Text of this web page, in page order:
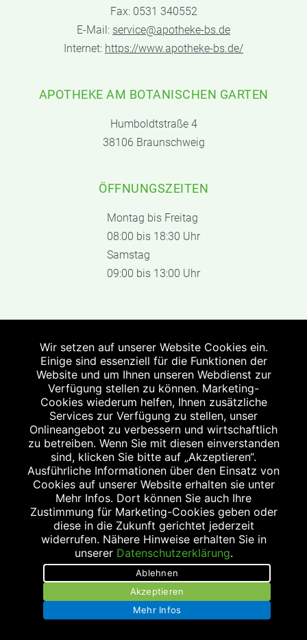
Fax: 0531 340552
E-Mail: service@apotheke-bs.de
Internet: https://www.apotheke-bs.de/
APOTHEKE AM BOTANISCHEN GARTEN
Humboldtstraße 4
38106 Braunschweig
ÖFFNUNGSZEITEN
Montag bis Freitag
08:00 bis 18:30 Uhr
Samstag
09:00 bis 13:00 Uhr
Wir setzen auf unserer Website Cookies ein.
Einige sind essenziell für die Funktionen der
Website und um Ihnen unseren Webdienst zur
Verfügung stellen zu können. Marketing-
Cookies wiederum helfen, Ihnen zusätzliche
Services zur Verfügung zu stellen, unser
Onlineangebot zu verbessern und wirtschaftlich
zu betreiben. Wenn Sie mit diesen einverstanden
sind, klicken Sie bitte auf „Akzeptieren“.
Ausführliche Informationen über den Einsatz von
Cookies auf unserer Website erhalten sie unter
Mehr Infos. Dort können Sie auch Ihre
Zustimmung für Marketing-Cookies geben oder
diese in die Zukunft gerichtet jederzeit
widerrufen. Nähere Hinweise erhalten Sie in
unserer Datenschutzerklärung.
Ablehnen
Akzeptieren
Mehr Infos